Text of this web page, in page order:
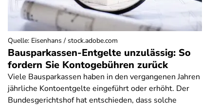
Bausparkassen-Entgelte unzulässig: So
fordern Sie Kontogebühren zurück
Viele Bausparkassen haben in den vergangenen Jahren
jährliche Kontoentgelte eingeführt oder erhöht. Der
Bundesgerichtshof hat entschieden, dass solche
Quelle: Eisenhans / stock.adobe.com